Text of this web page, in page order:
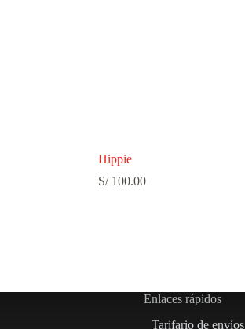
Hippie
S/100.00
Enlaces rápidos
Tarifario de envíos